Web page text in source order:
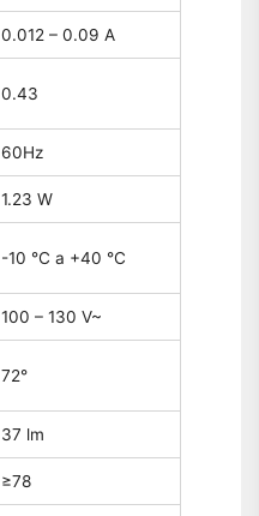
0.012 – 0.09 A
0.43
60Hz
1.23 W
-10 °C a +40 °C
100 – 130 V~
72°
37 lm
≥78